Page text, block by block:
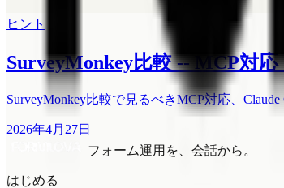
ヒント
SurveyMonkey比較 -- MCP対
SurveyMonkey比較で見るべきMCP対応、
2026年4月27日
フォーム運用を、会話から。
はじめる